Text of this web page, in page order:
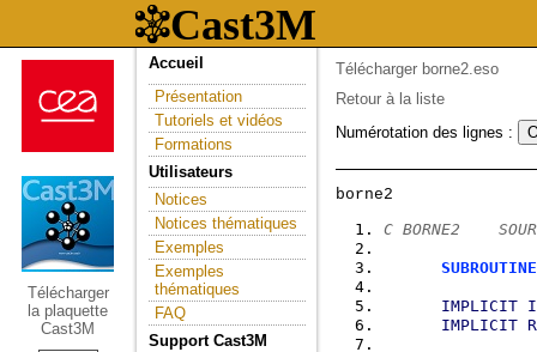
Télécharger
la plaquette
Cast3M
Accueil
Présentation
Tutoriels et vidéos
Formations
Utilisateurs
Notices
Notices thématiques
Exemples
Exemples
thématiques
FAQ
Support Cast3M
Télécharger borne2.eso
Retour à la liste
Numérotation des lignes :
C BORNE2
SUBROUTINE
IMPLICIT
IMPLICIT